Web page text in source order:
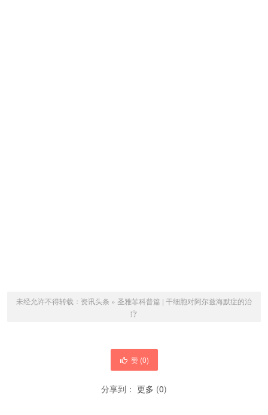
未经允许不得转载： 资讯头条 » 圣雅菲科普篇 | 干细胞对阿尔兹海默症的治
疗
赞 (0)
分享到： 更多 (0)